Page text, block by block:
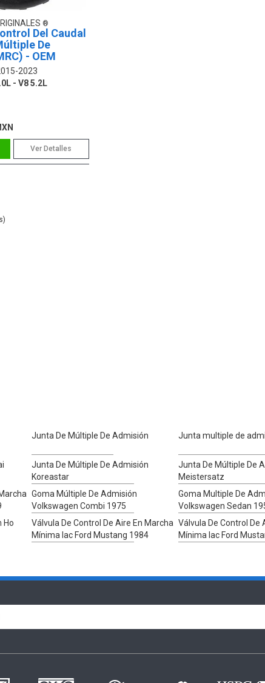
Del Caudal
De
- OEM
2023
- V8 5.2L
Ver Detalles
Junta De Múltiple De Admisión Junta multiple de
Junta De Múltiple De Admisión
Koreastar
Junta De Múltiple De
Meistersatz
Goma Múltiple De Admisión
Volkswagen Combi 1975
Goma Multiple De
Volkswagen Sedan
Ho
Válvula De Control De Aire En Marcha
Mínima Iac Ford Mustang 1984
Válvula De Control De
Mínima Iac Ford